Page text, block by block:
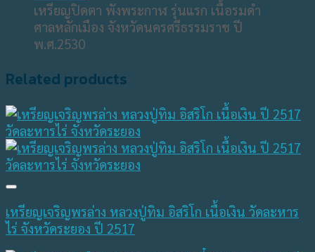
เหรียญปิดตา พังพระกาฬ รุ่นแรก เนื้อรมดำ
ศาลหลักเมือง จังหวัดนครศรีธรรมราช ปี
พ.ศ.2530
Related products
เหรียญเจริญพรล่าง หลวงปู่ทิม อิสริโก เนื้อเงิน วัดละหาร
ไร่ จังหวัดระยอง ปี 2517